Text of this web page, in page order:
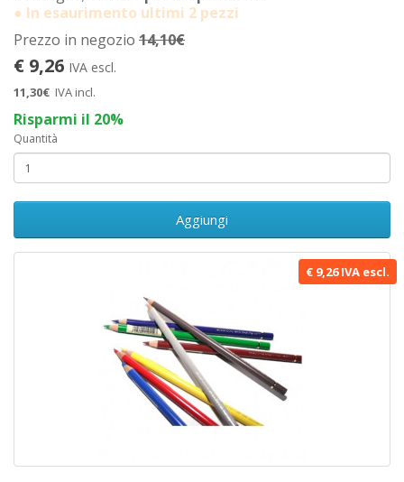
€ 9,26 IVA escl.
● In esaurimento ultimi 2 pezzi
Prezzo in negozio 14,10€
€ 9,26 IVA escl.
11,30€ IVA incl.
Risparmi il 20%
Quantità
Aggiungi